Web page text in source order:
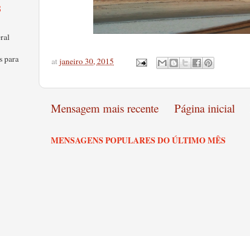
atjaneiro 30, 2015
Mensagem mais recente Página inicial
MENSAGENS POPULARES DO ÚLTIMO MÊS
para